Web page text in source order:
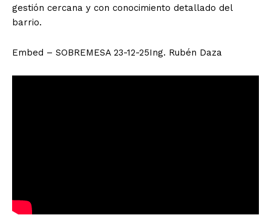
gestión cercana y con conocimiento detallado del
barrio.
Embed – SOBREMESA 23-12-25Ing. Rubén Daza